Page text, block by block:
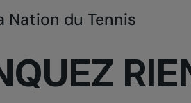
Nation du Tennis